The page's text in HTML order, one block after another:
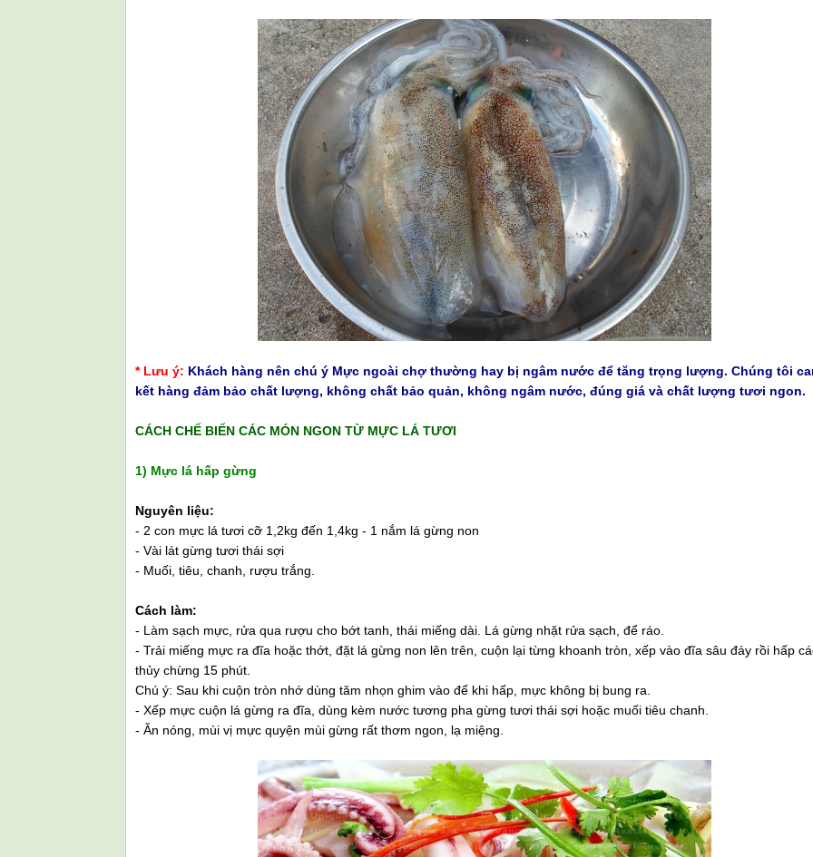
* Lưu ý: Khách hàng nên chú ý Mực ngoài chợ thường hay bị ngâm nước để tăng trọng lượng. Chúng tôi
kết hàng đảm bảo chất lượng, không chất bảo quản, không ngâm nước, đúng giá và chất lượng tươi ngon.
CÁCH CHẾ BIẾN CÁC MÓN NGON TỪ MỰC LÁ TƯƠI
1) Mực lá hấp gừng
Nguyên liệu:
- 2 con mực lá tươi cỡ 1,2kg đến 1,4kg - 1 nắm lá gừng non
- Vài lát gừng tươi thái sợi
- Muối, tiêu, chanh, rượu trắng.
Cách làm:
- Làm sạch mực, rửa qua rượu cho bớt tanh, thái miếng dài. Lá gừng nhặt rửa sạch, để ráo.
- Trải miếng mực ra đĩa hoặc thớt, đặt lá gừng non lên trên, cuộn lại từng khoanh tròn, xếp vào đĩa sâu đáy rồi hấp
thủy chừng 15 phút.
Chú ý: Sau khi cuộn tròn nhớ dùng tăm nhọn ghim vào để khi hấp, mực không bị bung ra.
- Xếp mực cuộn lá gừng ra đĩa, dùng kèm nước tương pha gừng tươi thái sợi hoặc muối tiêu chanh.
- Ăn nóng, mùi vị mực quyện mùi gừng rất thơm ngon, lạ miệng.